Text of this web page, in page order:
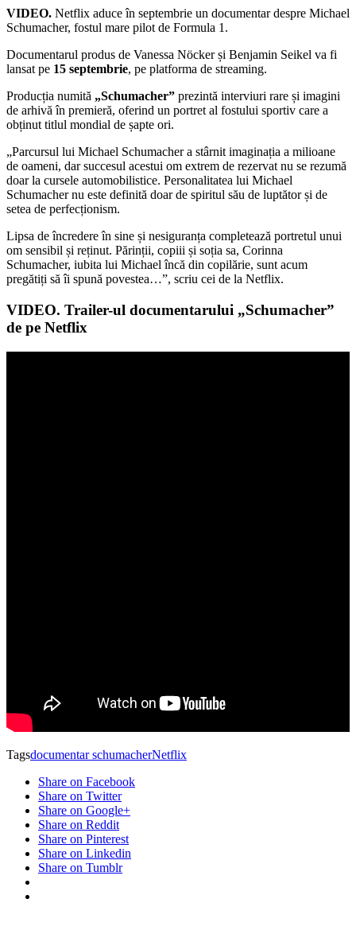
VIDEO. Netflix aduce în septembrie un documentar despre Michael
Schumacher, fostul mare pilot de Formula 1.
Documentarul produs de Vanessa Nöcker și Benjamin Seikel va fi
lansat pe 15 septembrie, pe platforma de streaming.
Producția numită „Schumacher” prezintă interviuri rare și imagini
de arhivă în premieră, oferind un portret al fostului sportiv care a
obținut titlul mondial de șapte ori.
„Parcursul lui Michael Schumacher a stârnit imaginația a milioane
de oameni, dar succesul acestui om extrem de rezervat nu se rezumă
doar la cursele automobilistice. Personalitatea lui Michael
Schumacher nu este definită doar de spiritul său de luptător și de
setea de perfecționism.
Lipsa de încredere în sine și nesiguranța completează portretul unui
om sensibil și reținut. Părinții, copiii și soția sa, Corinna
Schumacher, iubita lui Michael încă din copilărie, sunt acum
pregătiți să îi spună povestea…”, scriu cei de la Netflix.
VIDEO. Trailer-ul documentarului „Schumacher”
de pe Netflix
Tagsdocumentar schumacherNetflix
Share on Facebook
Share on Twitter
Share on Google+
Share on Reddit
Share on Pinterest
Share on Linkedin
Share on Tumblr